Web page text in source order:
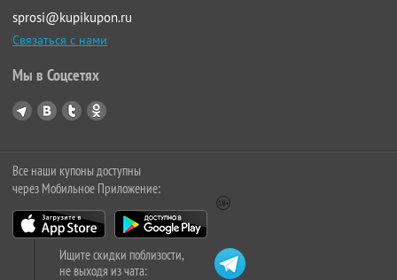
sprosi@kupikupon.ru
Связаться с нами
Мы в Соцсетях
Все наши купоны доступны
через Мобильное Приложение:
Ищите скидки поблизости,
не выходя из чата: